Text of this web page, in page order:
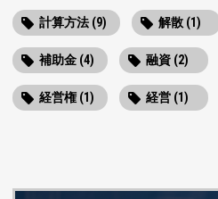
計算方法 (9) 解散 (1)
補助金 (4) 融資 (2)
経営権 (1) 経営 (1)